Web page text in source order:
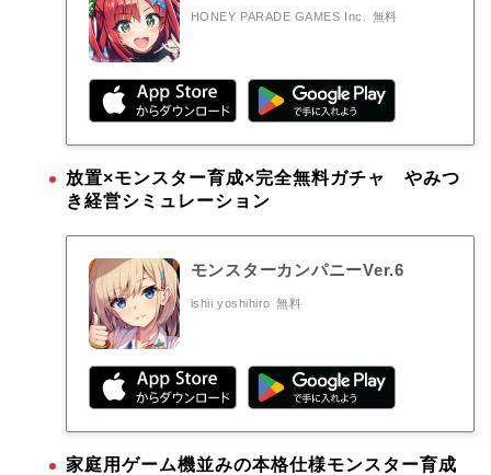
HONEY PARADE GAMES Inc. 無料
放置×モンスター育成×完全無料ガチャ やみつ
き経営シミュレーション
モンスターカンパニーVer.6
ishii yoshihiro 無料
家庭用ゲーム機並みの本格仕様モンスター育成